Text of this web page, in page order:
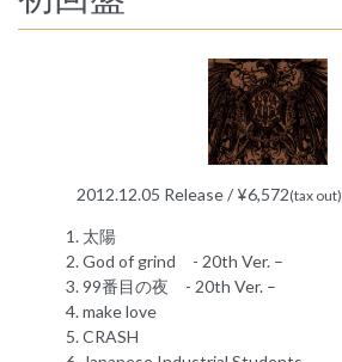
2012.12.05 Release / ¥6,572(tax out)
太陽
God of grind - 20th Ver. –
99番目の夜 - 20th Ver. –
make love
CRASH